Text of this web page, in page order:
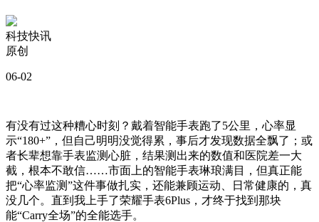
科技快讯
原创
06-02
有没有过这种糟心时刻？戴着智能手表跑了5公里，心率显
示“180+”，但自己明明没觉得累，事后才发现数据全飘了；或
者长辈想靠手表监测心脏，结果测出来的数值和医院差一大
截，根本不敢信……市面上的智能手表琳琅满目，但真正能
把“心率监测”这件事做扎实，还能兼顾运动、日常健康的，真
没几个。直到我上手了荣耀手表6Plus，才终于找到那块
能“Carry全场”的全能选手。